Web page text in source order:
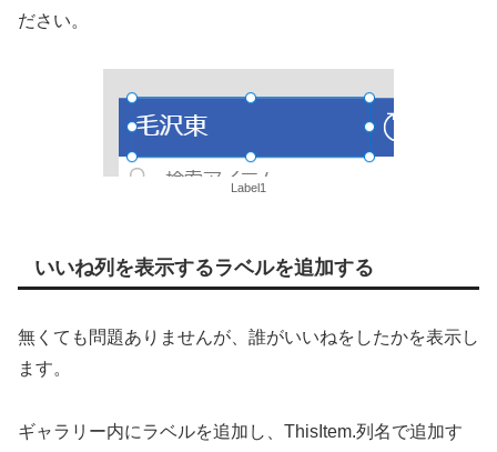
ださい。
Label1
いいね列を表示するラベルを追加する
無くても問題ありませんが、誰がいいねをしたかを表示し
ます。
ギャラリー内にラベルを追加し、ThisItem.列名で追加す